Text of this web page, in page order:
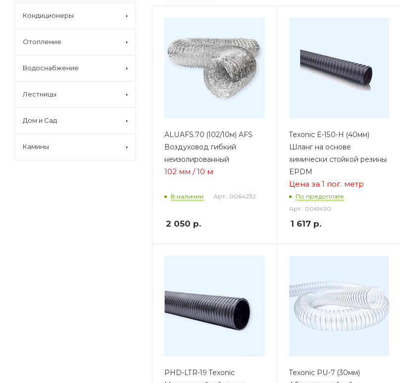
ALUAFS.70 (102/10м) AFS
Воздуховод гибкий
неизолированный
102 мм / 10 м
В наличии Арт.: 0064232
2 050 р.
Texonic E-150-H (40мм)
Шланг на основе
химически стойкой резины
EPDM
Цена за 1 пог. метр
По предоплате
Арт.: 0061430
1 617р.
PHD-LTR-19 Texonic
Texonic PU-7 (30мм)
Кондиционеры
Отопление
Водоснабжение
Лестницы
Дом и Сад
Камины